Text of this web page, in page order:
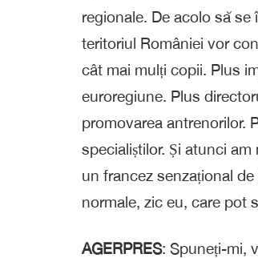
regionale. De acolo să
teritoriul României vor
cât mai mulți copii. Plus
euroregiune. Plus
promovarea antrenorilor.
specialiștilor. Și atunci
un francez senzațional
normale, zic eu, care pot
AGERPRES: Spuneți-mi,